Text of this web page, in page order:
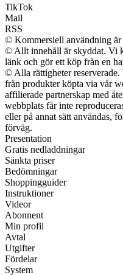
TikTok
Mail
RSS
© Kommersiell användning är
© Allt innehåll är skyddat. Vi
länk och gör ett köp från en
© Alla rättigheter
från produkter köpta via vår
affilierade partnerskap med
webbplats får inte
eller på annat sätt användas,
förväg.
Presentation
Gratis nedladdningar
Sänkta priser
Bedömningar
Shoppingguider
Instruktioner
Videor
Abonnent
Min profil
Avtal
Utgifter
Fördelar
System